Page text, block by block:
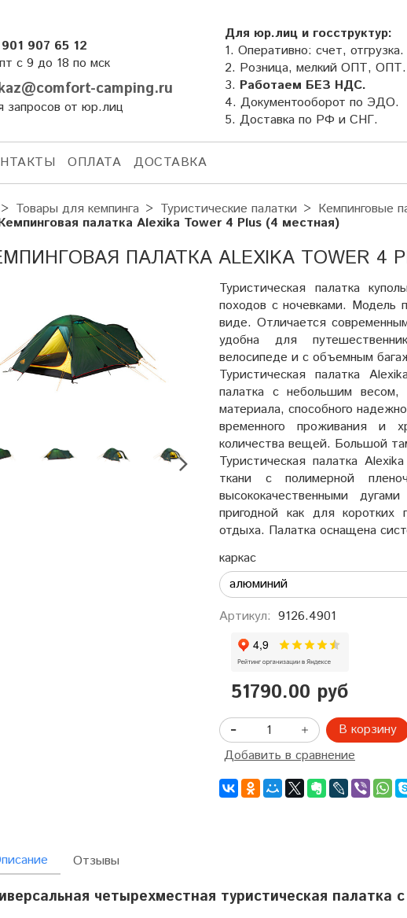
907 65 12
с 9 до 18 по мск
camping.ru
запросов от юр.лиц
Для юр.лиц и госструктур:
1. Оперативно: счет, отгрузка.
2. Розница, мелкий ОПТ, ОПТ.
3. Работаем БЕЗ НДС.
4. Документооборот по ЭДО.
5. Доставка по РФ и СНГ.
ОПЛАТА ДОСТАВКА
Товары для кемпинга Туристические палатки Кемпинговые
палатка Alexika Tower 4 Plus (4 местная)
ПАЛАТКА ALEXIKA TOWER 4
Туристическая палатка
походов с ночевками. Модель
виде. Отличается
удобна для
велосипеде и с объемным
Туристическая палатка
палатка с небольшим весом,
материала, способного
временного проживания и
количества вещей. Большой
Туристическая палатка
ткани с полимерной
высококачественными
пригодной как для коротких
отдыха. Палатка оснащена
каркас
Артикул: 9126.4901
51790.00 руб
В корзину
Добавить в сравнение
четырехместная туристическая палатка
Отзывы